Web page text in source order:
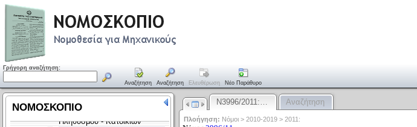
Γρήγορη αναζήτηση:
Αναζήτηση Αναζήτηση Ελευθέρωση Νέο Παράθυρο
Ν3996/2011:… Αναζήτηση